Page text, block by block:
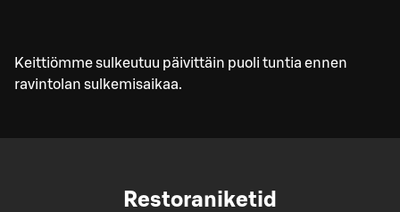
Keittiömme sulkeutuu päivittäin puoli tuntia ennen
ravintolan sulkemisaikaa.
Restoraniketid